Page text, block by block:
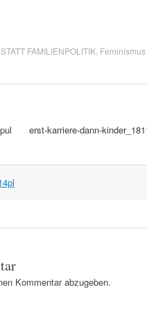
FAMILIENPOLITIK
erst-karriere-dann-
Kommentar abzugeben.